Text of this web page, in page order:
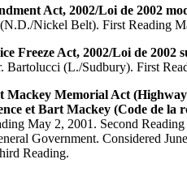
Act, 2002/Loi de 2002
Nickel Belt). First Reading
Freeze Act, 2002/Loi de 2002
Bartolucci (L./Sudbury). First
Mackey Memorial Act
et Bart Mackey (Code de la
May 2, 2001. Second
Government. Considered
Reading.